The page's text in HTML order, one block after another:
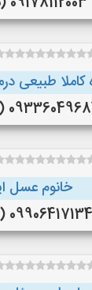
طبیعی
(زاهدان )
خانوم عسل
09906417134 (زنجان )